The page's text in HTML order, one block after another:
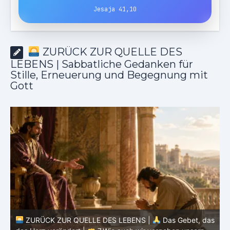
Jesaja 41,10
ZURÜCK ZUR QUELLE DES
LEBENS | Sabbatliche Gedanken für
Stille, Erneuerung und Begegnung mit
Gott